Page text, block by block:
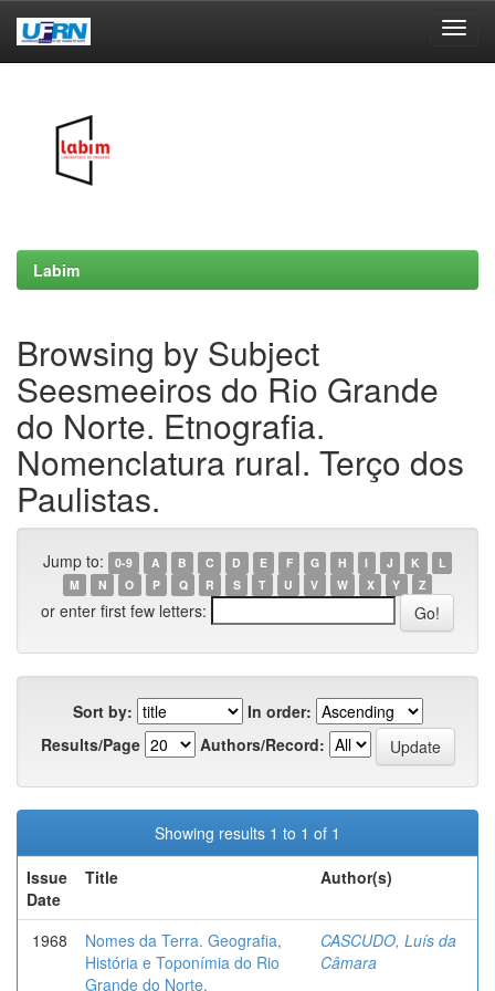
Labim
Browsing by Subject
Seesmeeiros do Rio Grande
do Norte. Etnografia.
Nomenclatura rural. Terço dos
Paulistas.
Jump to: 0-9 A B C D E F G H I J K
L
M
N O P Q R S T U V W X Y Z
or enter first few letters:
Sort by:
In order:
Results/Page
Authors/Record:
Showing results 1 to 1 of 1
Issue
Date
Title Author(s)
1968
Nomes da Terra. Geografia,
História e Toponímia do Rio
Grande do Norte.
CASCUDO, Luís da
Câmara